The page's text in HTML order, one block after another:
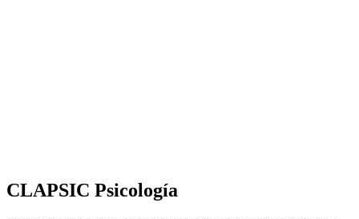
CLAPSIC Psicología